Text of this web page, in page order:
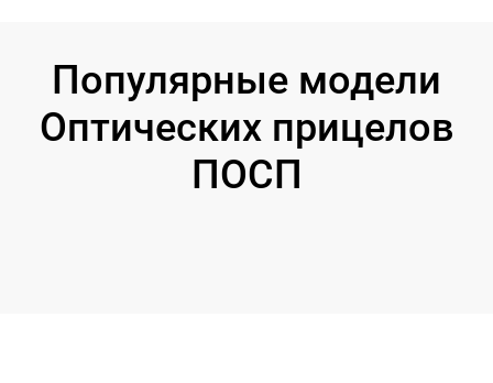
Популярные модели
Оптических прицелов
ПОСП